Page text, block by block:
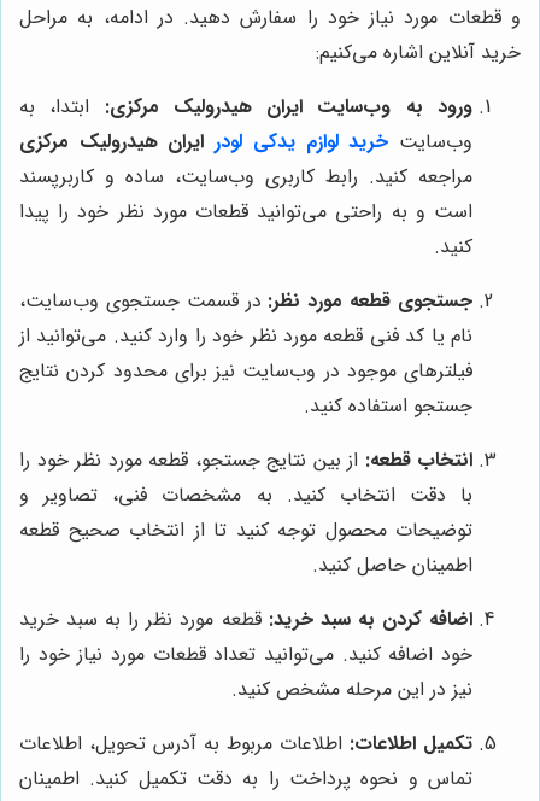
و قطعات مورد نیاز خود را سفارش دهید. در ادامه، به مراحل
خرید آنلاین اشاره می‌کنیم:
ورود به وب‌سایت ایران هیدرولیک مرکزی: ابتدا، به
وب‌سایت خرید لوازم یدکی لودر ایران هیدرولیک مرکزی
مراجعه کنید. رابط کاربری وب‌سایت، ساده و کاربرپسند
است و به راحتی می‌توانید قطعات مورد نظر خود را پیدا
کنید.
جستجوی قطعه مورد نظر: در قسمت جستجوی وب‌سایت،
نام یا کد فنی قطعه مورد نظر خود را وارد کنید. می‌توانید از
فیلترهای موجود در وب‌سایت نیز برای محدود کردن نتایج
جستجو استفاده کنید.
انتخاب قطعه: از بین نتایج جستجو، قطعه مورد نظر خود را
با دقت انتخاب کنید. به مشخصات فنی، تصاویر و
توضیحات محصول توجه کنید تا از انتخاب صحیح قطعه
اطمینان حاصل کنید.
اضافه کردن به سبد خرید: قطعه مورد نظر را به سبد خرید
خود اضافه کنید. می‌توانید تعداد قطعات مورد نیاز خود را
نیز در این مرحله مشخص کنید.
تکمیل اطلاعات: اطلاعات مربوط به آدرس تحویل، اطلاعات
تماس و نحوه پرداخت را به دقت تکمیل کنید. اطمینان